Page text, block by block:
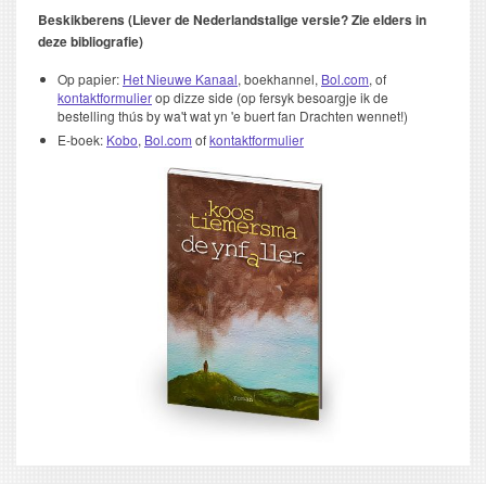
Beskikberens (Liever de Nederlandstalige versie? Zie elders in
deze bibliografie)
Op papier: Het Nieuwe Kanaal, boekhannel, Bol.com, of
kontaktformulierop dizze side (op fersyk besoargje ik de
bestelling thús by wa't wat yn 'e buert fan Drachten wennet!)
E-boek: Kobo, Bol.com ofkontaktformulier